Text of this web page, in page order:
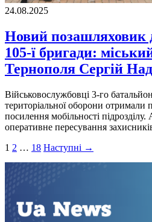
24.08.2025
Новий позашляховик
105-ї бригади:
Тернополя Сергій
Військовослужбовці 3-го
територіальної оборони отримали
посилення мобільності підрозділу.
оперативне пересування
Пагінація
записів
1 2 … 18 Наступні →